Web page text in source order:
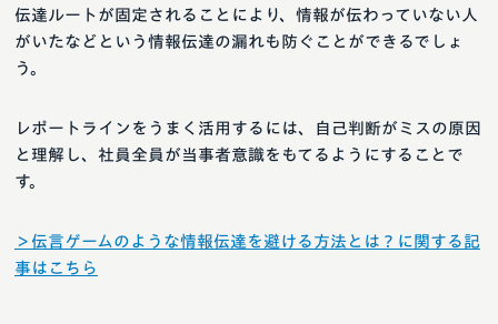
伝達ルートが固定されることにより、情報が伝わっていない人
がいたなどという情報伝達の漏れも防ぐことができるでしょ
う。
レポートラインをうまく活用するには、自己判断がミスの原因
と理解し、社員全員が当事者意識をもてるようにすることで
す。
＞伝言ゲームのような情報伝達を避ける方法とは？に関する記
事はこちら